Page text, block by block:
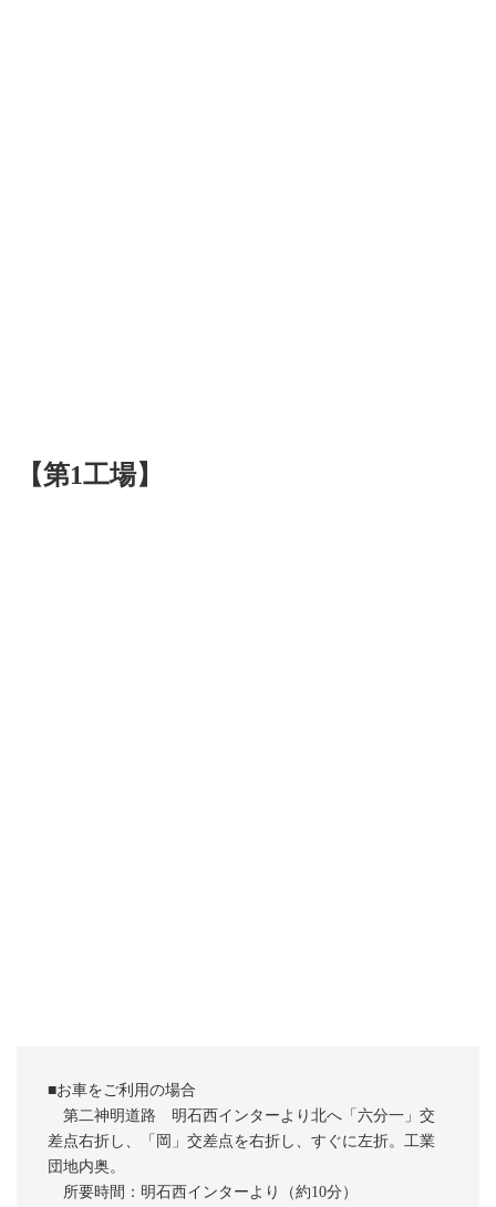
【第1工場】
■お車をご利用の場合
第二神明道路 明石西インターより北へ「六分一」交
差点右折し、「岡」交差点を右折し、すぐに左折。工業
団地内奥。
所要時間：明石西インターより（約10分）